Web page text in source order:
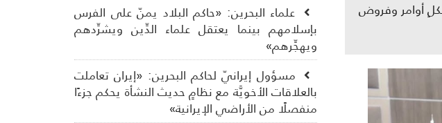
أوامر وفروض
علماء البحرين: «حاكم البلاد يمنّ على الفرس
بإسلامهم بينما يعتقل علماء الدِّين ويشرِّدهم
ويهجِّرهم»
مسؤول إيرانيّ لحاكم البحرين: «إيران تعاملت
بالعلاقات الأخويَّة مع نظامٍ حديث النشأة يحكم جزءًا
منفصلًا من الأراضي الإيرانية»